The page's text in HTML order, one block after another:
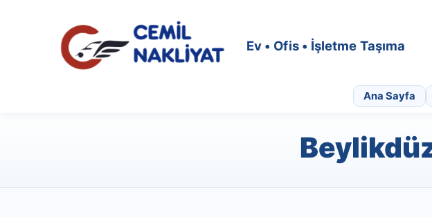
Ev • Ofis • İşletme Taşıma
Ana Sayfa